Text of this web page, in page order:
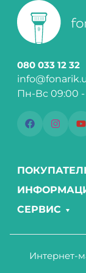
080 033 12 32
Пн-Вс 09:00 -
СЕРВИС
Интернет-